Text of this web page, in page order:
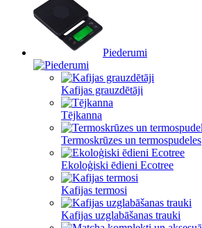
Piederumi
Kafijas grauzdētāji
Tējkanna
Termoskrūzes un termospudeles
Ekoloģiski ēdieni Ecotree
Kafijas termosi
Kafijas uzglabāšanas trauki